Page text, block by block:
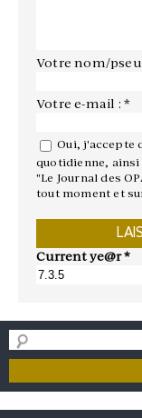
Votre nom/
Votre e-mail : *
Oui, j'accepte
quotidienne,
"Le Journal des
tout moment et
Current ye@r*